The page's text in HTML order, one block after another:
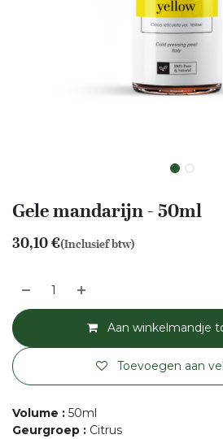
Gele mandarijn - 50ml
30,10€(Inclusief btw)
Aan winkelmandje
Toevoegen aan
Volume : 50ml
Geurgroep : Citrus